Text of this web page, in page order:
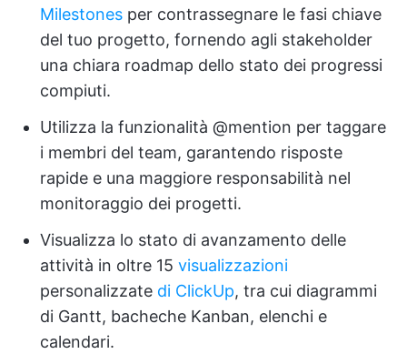
Milestones per contrassegnare le fasi chiave
del tuo progetto, fornendo agli stakeholder
una chiara roadmap dello stato dei progressi
compiuti.
Utilizza la funzionalità @mention per taggare
i membri del team, garantendo risposte
rapide e una maggiore responsabilità nel
monitoraggio dei progetti.
Visualizza lo stato di avanzamento delle
attività in oltre 15 visualizzazioni
personalizzate di ClickUp, tra cui diagrammi
di Gantt, bacheche Kanban, elenchi e
calendari.